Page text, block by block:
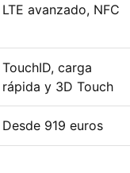
LTE avanzado, NFC
TouchID, carga
rápida y 3D Touch
Desde 919 euros